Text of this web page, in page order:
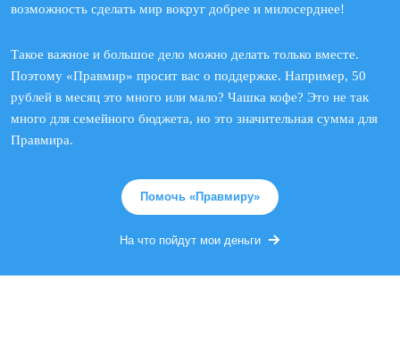
возможность сделать мир вокруг добрее и милосерднее!
Такое важное и большое дело можно делать только вместе.
Поэтому «Правмир» просит вас о поддержке. Например, 50
рублей в месяц это много или мало? Чашка кофе? Это не так
много для семейного бюджета, но это значительная сумма для
Правмира.
Помочь «Правмиру»
На что пойдут мои деньги